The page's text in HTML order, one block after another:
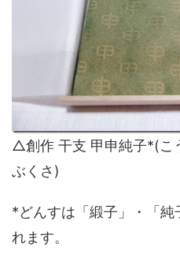
△創作 干支 甲申純子*(こ
ぶくさ)
*どんすは「緞子」・「
れます。